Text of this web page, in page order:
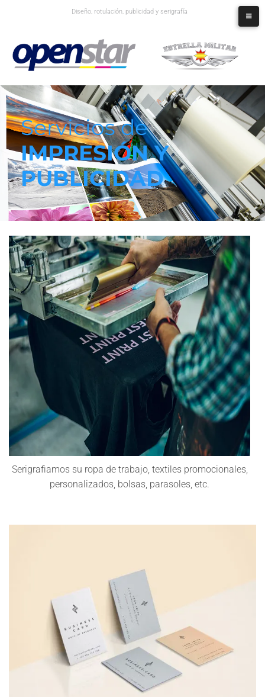
Diseño, rotulación, publicidad y serigrafía
Servicios de
IMPRESIÓN Y
PUBLICIDAD
Serigrafiamos su ropa de trabajo, textiles promocionales,
personalizados, bolsas, parasoles, etc.